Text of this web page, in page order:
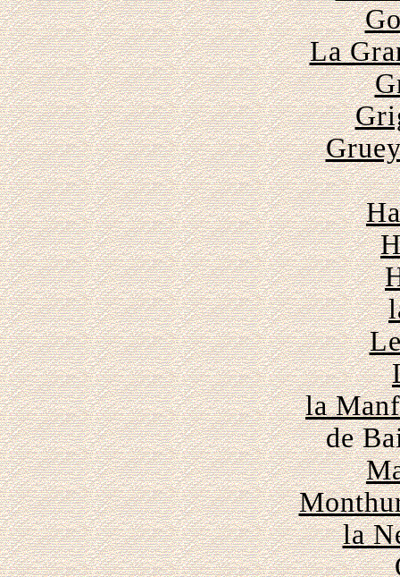
La
la
de
la